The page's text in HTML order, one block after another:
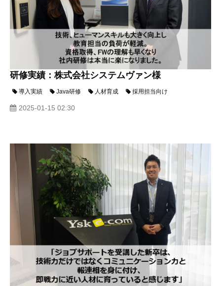
研修実績：株式会社システムヴァン様
導入実績 Java研修 人材育成 採用担当向け
2025-01-15 02:30